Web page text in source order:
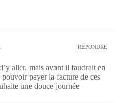
RÉPONDRE
aller, mais avant il faudrait en
payer la facture de ces
une douce journée